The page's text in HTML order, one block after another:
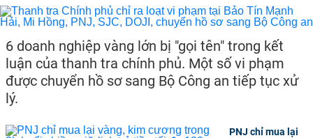
6 doanh nghiệp vàng lớn bị "gọi tên" trong kết
luận của thanh tra chính phủ. Một số vi phạm
được chuyển hồ sơ sang Bộ Công an tiếp tục xử
lý.
PNJ chỉ mua lại